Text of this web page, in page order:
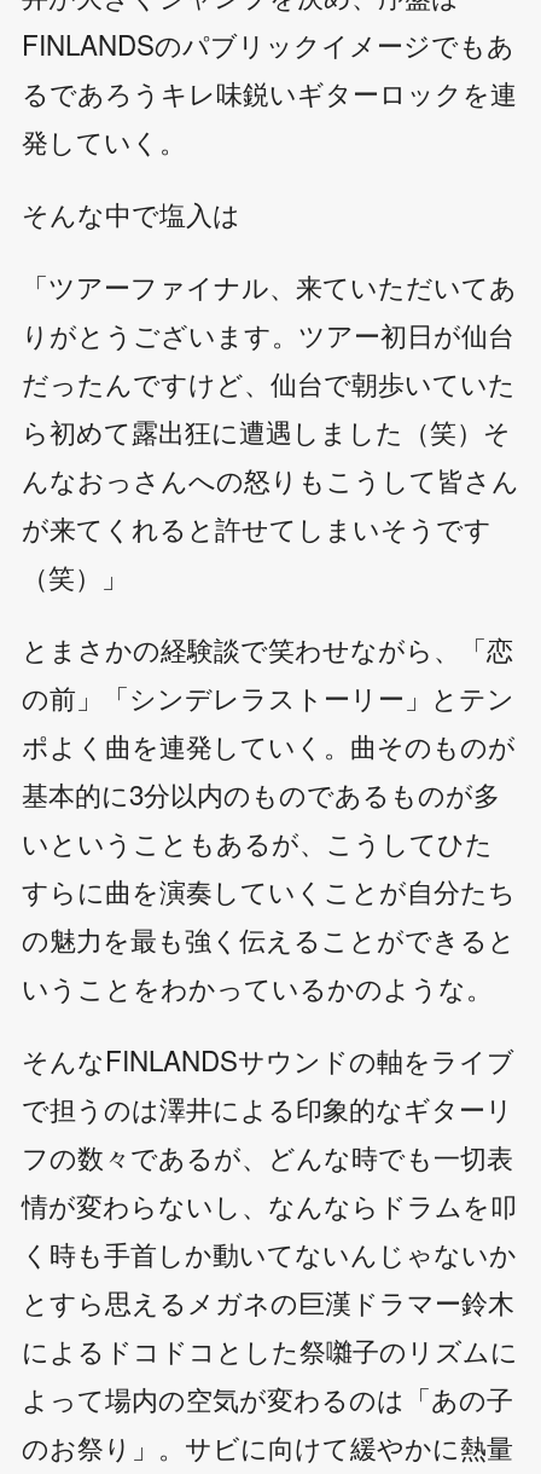
FINLANDSのパブリックイメージでもあ
るであろうキレ味鋭いギターロックを連
発していく。
そんな中で塩入は
「ツアーファイナル、来ていただいてあ
りがとうございます。ツアー初日が仙台
だったんですけど、仙台で朝歩いていた
ら初めて露出狂に遭遇しました（笑）そ
んなおっさんへの怒りもこうして皆さん
が来てくれると許せてしまいそうです
（笑）」
とまさかの経験談で笑わせながら、「恋
の前」「シンデレラストーリー」とテン
ポよく曲を連発していく。曲そのものが
基本的に3分以内のものであるものが多
いということもあるが、こうしてひた
すらに曲を演奏していくことが自分たち
の魅力を最も強く伝えることができると
いうことをわかっているかのような。
そんなFINLANDSサウンドの軸をライブ
で担うのは澤井による印象的なギターリ
フの数々であるが、どんな時でも一切表
情が変わらないし、なんならドラムを叩
く時も手首しか動いてないんじゃないか
とすら思えるメガネの巨漢ドラマー鈴木
によるドコドコとした祭囃子のリズムに
よって場内の空気が変わるのは「あの子
のお祭り」。サビに向けて緩やかに熱量